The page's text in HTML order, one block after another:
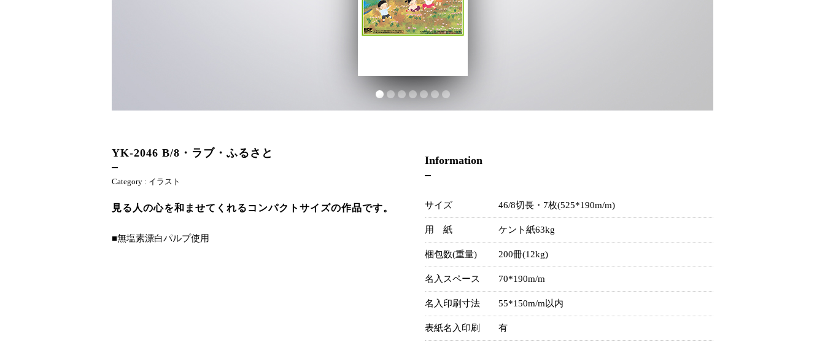
YK-2046 B/8・ラブ・ふるさと
Category : イラスト
見る人の心を和ませてくれるコンパクトサイズの作品です。
■無塩素漂白パルプ使用
Information
サイズ 46/8切長・7枚(525*190m/m)
用 紙 ケント紙63kg
梱包数(重量) 200冊(12kg)
名入スペース 70*190m/m
名入印刷寸法 55*150m/m以内
表紙名入印刷 有